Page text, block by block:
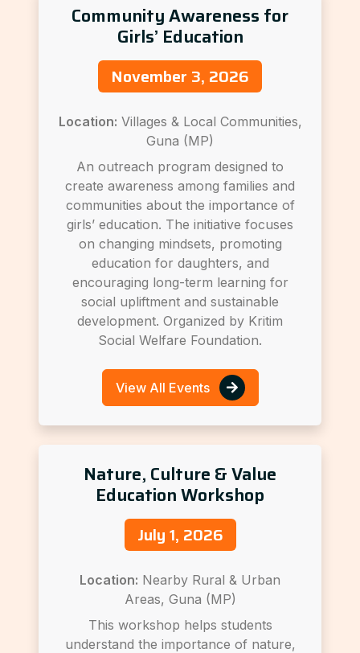
Community Awareness for
Girls’ Education
November 3, 2026
Location: Villages & Local Communities,
Guna (MP)
An outreach program designed to
create awareness among families and
communities about the importance of
girls’ education. The initiative focuses
on changing mindsets, promoting
education for daughters, and
encouraging long-term learning for
social upliftment and sustainable
development. Organized by Kritim
Social Welfare Foundation.
View All Events
Nature, Culture & Value
Education Workshop
July 1, 2026
Location: Nearby Rural & Urban
Areas, Guna (MP)
This workshop helps students
understand the importance of nature,